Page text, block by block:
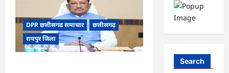
DPR छत्तीसगढ समाचार
छत्तीसगढ़
रायपुर जिला
Search